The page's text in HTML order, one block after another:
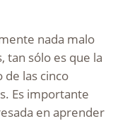
nada malo
tan sólo es que la
de las cinco
Es importante
en aprender